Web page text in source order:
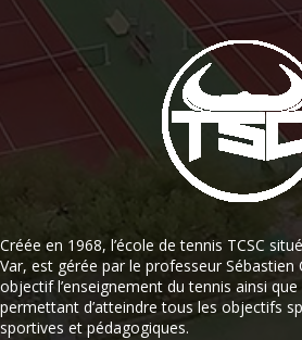
Créée en 1968, l’école de tennis TCSC
Var, est gérée par le professeur Sébastien
objectif l’enseignement du tennis ainsi
permettant d’atteindre tous les objectifs
sportives et pédagogiques.